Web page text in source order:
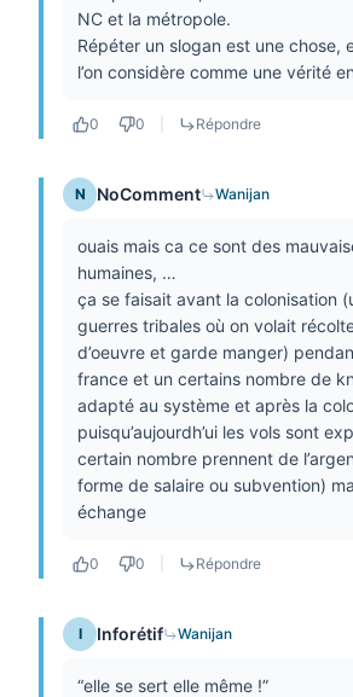
NC et la métropole.
Répéter un slogan est une chose,
l’on considère comme une vérité
0 0 Répondre
N NoComment Wanijan
ouais mais ca ce sont des
humaines, …
ça se faisait avant la colonisation
guerres tribales où on volait
d’oeuvre et garde manger)
france et un certains nombre de
adapté au système et après la
puisqu’aujourdh’ui les vols sont
certain nombre prennent de
forme de salaire ou subvention)
échange
0 0 Répondre
I Inforétif Wanijan
“elle se sert elle même !”